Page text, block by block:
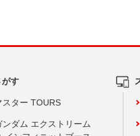
す
スター TOURS
ダム エクストリーム